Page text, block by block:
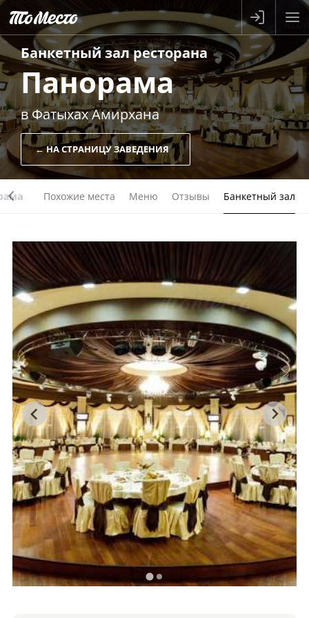
Банкетный залресторана
Панорама
в Фатыхах Амирхана
← НА СТРАНИЦУ ЗАВЕДЕНИЯ
Похожие места Меню Отзывы Банкетный зал